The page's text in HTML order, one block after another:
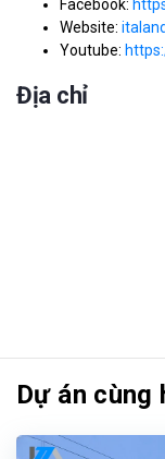
Facebook:
Website:
Youtube:
Địa chỉ
Dự án cùng